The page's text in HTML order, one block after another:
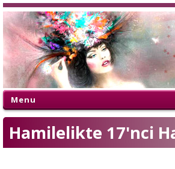
Menu
Hamilelikte 17'nci